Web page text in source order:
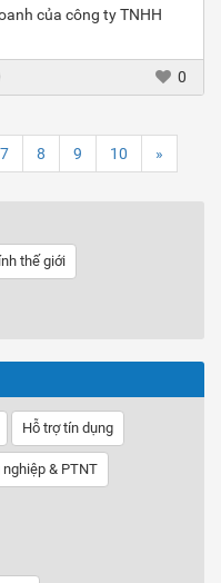
của công ty TNHH
0
7 8 9 10 »
thế giới
Hỗ trợ tín dụng
& PTNT